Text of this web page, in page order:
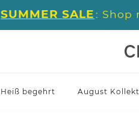
SUMMER SALE : Shop
Heiß begehrt August